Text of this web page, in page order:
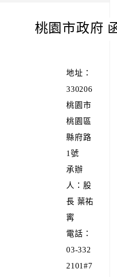
桃園市政府
地址：
330206
桃園市
桃園區
縣府路
1號
承辦
人：股
長 葉祐
寗
電話：
03-332
2101#7